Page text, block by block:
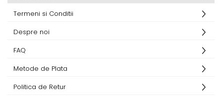
Termeni si Conditii
Despre noi
FAQ
Metode de Plata
Politica de Retur